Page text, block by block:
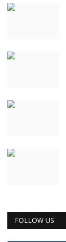
FOLLOW US